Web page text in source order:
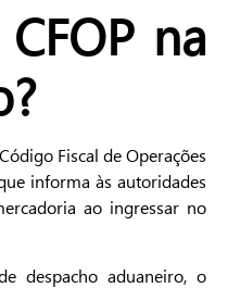
na
Fiscal de Operações
informa às autoridades
ao ingressar no
despacho aduaneiro, o